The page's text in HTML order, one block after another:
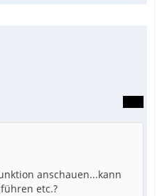
anschauen...kann
etc.?